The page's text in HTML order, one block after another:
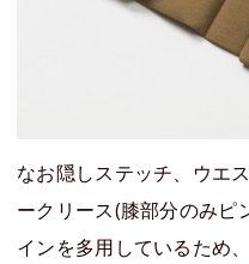
なお隠しステッチ、ウエ
ークリース(膝部分のみピ
インを多用しているため